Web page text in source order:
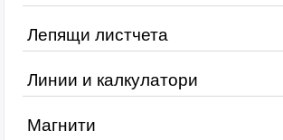
Лепящи листчета
Линии и калкулатори
Магнити